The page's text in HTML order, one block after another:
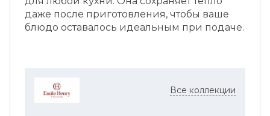
даже после приготовления, чтобы ваше
блюдо оставалось идеальным при подаче.
Все коллекции